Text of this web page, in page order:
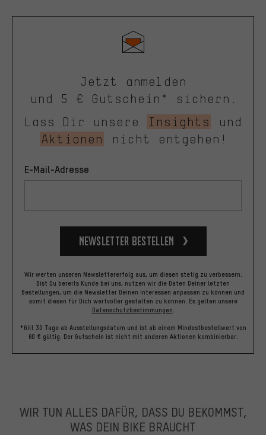
Jetzt anmelden
und 5 € Gutschein* sichern.
Lass Dir unsere
Insights
und
Aktionen
nicht entgehen!
E-Mail-Adresse
Newsletter bestellen
Wir werten unseren Newslettererfolg aus, um diesen stetig zu verbessern.
Bist Du bereits Kunde bei uns, nutzen wir die Daten Deiner letzten
Bestellungen, um die Newsletter Deinen Interessen anpassen zu können und
somit diesen für Dich wertvoller gestalten zu können. Es gelten unsere
Datenschutzbestimmungen
*Gilt 30 Tage ab Ausstellungsdatum und ist ab einem Mindestbestellwert von
60 € gültig. Der Gutschein ist nicht mit anderen Aktionen kombinierbar.
WIR TUN ALLES DAFÜR, DASS DU BEKOMMST,
WAS DEIN BIKE BRAUCHT